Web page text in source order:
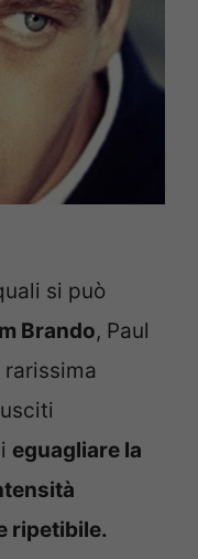
si può
Brando, Paul
eguagliare la
ripetibile.